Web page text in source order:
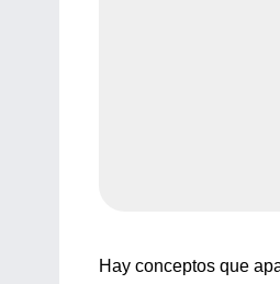
Hay conceptos que